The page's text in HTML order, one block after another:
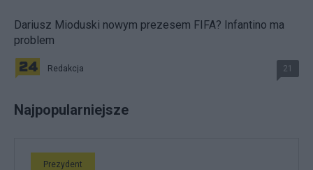
Dariusz Mioduski nowym prezesem FIFA? Infantino ma
problem
Redakcja 21
Najpopularniejsze
Prezydent